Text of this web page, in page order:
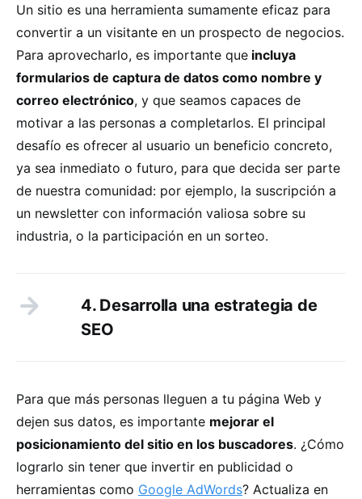
Un sitio es una herramienta sumamente eficaz para
convertir a un visitante en un prospecto de negocios.
Para aprovecharlo, es importante que incluya
formularios de captura de datos como nombre y
correo electrónico, y que seamos capaces de
motivar a las personas a completarlos. El principal
desafío es ofrecer al usuario un beneficio concreto,
ya sea inmediato o futuro, para que decida ser parte
de nuestra comunidad: por ejemplo, la suscripción a
un newsletter con información valiosa sobre su
industria, o la participación en un sorteo.
4. Desarrolla una estrategia de
SEO
Para que más personas lleguen a tu página Web y
dejen sus datos, es importante mejorar el
posicionamiento del sitio en los buscadores. ¿Cómo
lograrlo sin tener que invertir en publicidad o
herramientas como Google AdWords? Actualiza en